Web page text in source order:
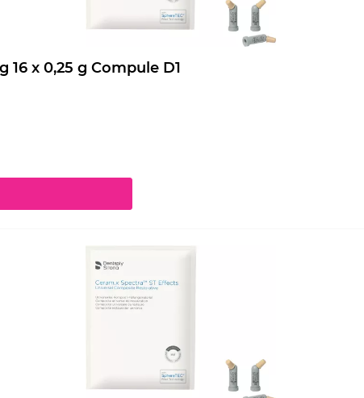
Ceram.x Spectra ST Effects Nachfüllpackung 16 x 0,25 g Compule D1
um die Anzahl zu erhöhen oder zu reduzieren.